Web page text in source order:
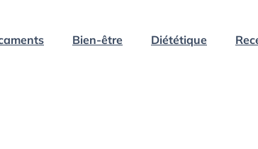
Bien-être Diététique